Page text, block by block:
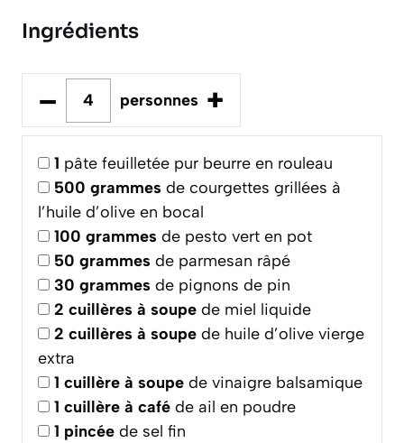
Ingrédients
– personnes +
1 pâte feuilletée pur beurre en rouleau
500 grammes de courgettes grillées à
l’huile d’olive en bocal
100 grammes de pesto vert en pot
50 grammes de parmesan râpé
30 grammes de pignons de pin
2 cuillères à soupe de miel liquide
2 cuillères à soupe de huile d’olive vierge
extra
1 cuillère à soupe de vinaigre balsamique
1 cuillère à café de ail en poudre
1 pincée de sel fin